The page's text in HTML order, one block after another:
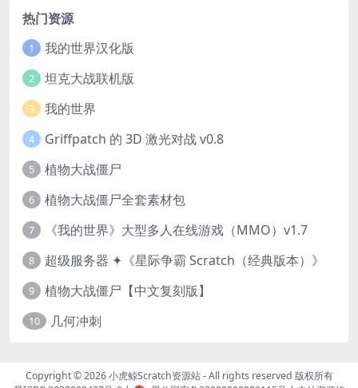
热门资源
1 我的世界汉化版
2 坦克大战联机版
3 我的世界
4 Griffpatch 的 3D 激光对战 v0.8
5 植物大战僵尸
6 植物大战僵尸全套素材包
7 《我的世界》大型多人在线游戏（MMO）v1.7
8 超级服务器 ✦《星际争霸 Scratch（经典版本）》
9 植物大战僵尸【中文复刻版】
10 几何冲刺
Copyright © 2026小虎鲸Scratch资源站- All rights reserved 版权所有